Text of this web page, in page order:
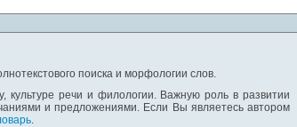
поиска и морфологии слов.
культуре речи и филологии. Важную роль в развитии
и предложениями. Если Вы являетесь автором
.